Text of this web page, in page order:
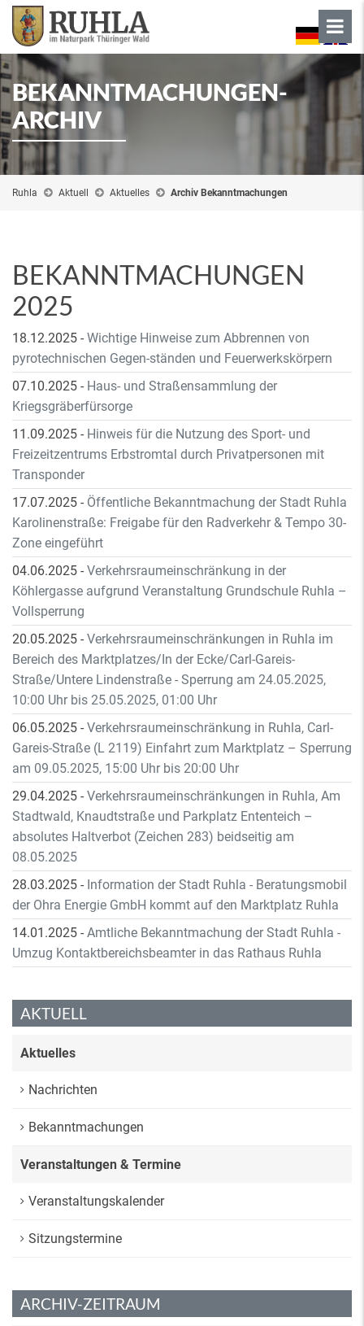
BEKANNTMACHUNGEN-
ARCHIV
Ruhla Aktuell Aktuelles Archiv Bekanntmachungen
BEKANNTMACHUNGEN
2025
18.12.2025 - Wichtige Hinweise zum Abbrennen von
pyrotechnischen Gegen-ständen und Feuerwerkskörpern
07.10.2025 - Haus- und Straßensammlung der
Kriegsgräberfürsorge
11.09.2025 - Hinweis für die Nutzung des Sport- und
Freizeitzentrums Erbstromtal durch Privatpersonen mit
Transponder
17.07.2025 - Öffentliche Bekanntmachung der Stadt Ruhla
Karolinenstraße: Freigabe für den Radverkehr & Tempo 30-
Zone eingeführt
04.06.2025 - Verkehrsraumeinschränkung in der
Köhlergasse aufgrund Veranstaltung Grundschule Ruhla –
Vollsperrung
20.05.2025 - Verkehrsraumeinschränkungen in Ruhla im
Bereich des Marktplatzes/In der Ecke/Carl-Gareis-
Straße/Untere Lindenstraße - Sperrung am 24.05.2025,
10:00 Uhr bis 25.05.2025, 01:00 Uhr
06.05.2025 - Verkehrsraumeinschränkung in Ruhla, Carl-
Gareis-Straße (L 2119) Einfahrt zum Marktplatz – Sperrung
am 09.05.2025, 15:00 Uhr bis 20:00 Uhr
29.04.2025 - Verkehrsraumeinschränkungen in Ruhla, Am
Stadtwald, Knaudtstraße und Parkplatz Ententeich –
absolutes Haltverbot (Zeichen 283) beidseitig am
08.05.2025
28.03.2025 - Information der Stadt Ruhla - Beratungsmobil
der Ohra Energie GmbH kommt auf den Marktplatz Ruhla
14.01.2025 - Amtliche Bekanntmachung der Stadt Ruhla -
Umzug Kontaktbereichsbeamter in das Rathaus Ruhla
AKTUELL
Aktuelles
Nachrichten
Bekanntmachungen
Veranstaltungen & Termine
Veranstaltungskalender
Sitzungstermine
ARCHIV-ZEITRAUM